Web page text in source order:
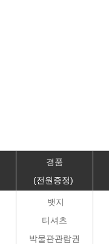
경품
(전원증정)
뱃지
티셔츠
박물관관람권